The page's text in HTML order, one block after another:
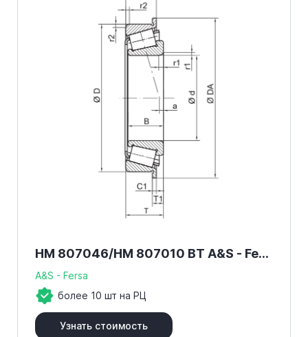
HM 807046/HM 807010 BT A&S - Fersa
A&S - Fersa
более 10 шт на РЦ
Узнать стоимость